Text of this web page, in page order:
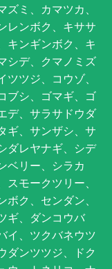
ミ、カマツカ、
レンボク、キササ
キンギンボク、キ
シデ、クマノミズ
ツジ、コウゾ、
ブシ、ゴマギ、ゴ
デ、サラサドウダ
ギ、サンザシ、サ
ダレヤナギ、シデ
ベリー、シラカ
モークツリー、
ク、センダン、
ギ、ダンコウバ
イ、ツクバネウツ
ダンツツジ、ドク